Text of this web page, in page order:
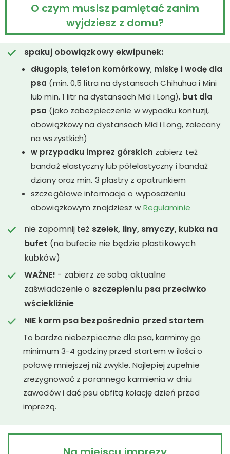
O czym musisz pamiętać zanim
wyjdziesz z domu?
spakuj obowiązkowy ekwipunek:
długopis, telefon komórkowy, miskę i wodę dla
psa (min. 0,5 litra na dystansach Chihuhua i Mini
lub min. 1 litr na dystansach Mid i Long), but dla
psa (jako zabezpieczenie w wypadku kontuzji,
obowiązkowy na dystansach Mid i Long, zalecany
na wszystkich)
w przypadku imprez górskich zabierz też
bandaż elastyczny lub półelastyczny i bandaż
dziany oraz min. 3 plastry z opatrunkiem
szczegółowe informacje o wyposażeniu
obowiązkowym znajdziesz w Regulaminie
nie zapomnij też szelek, liny, smyczy, kubka na
bufet (na bufecie nie będzie plastikowych
kubków)
WAŻNE! - zabierz ze sobą aktualne
zaświadczenie o szczepieniu psa przeciwko
wściekliźnie
NIE karm psa bezpośrednio przed startem
To bardzo niebezpieczne dla psa, karmimy go
minimum 3-4 godziny przed startem w ilości o
połowę mniejszej niż zwykle. Najlepiej zupełnie
zrezygnować z porannego karmienia w dniu
zawodów i dać psu obfitą kolację dzień przed
imprezą.